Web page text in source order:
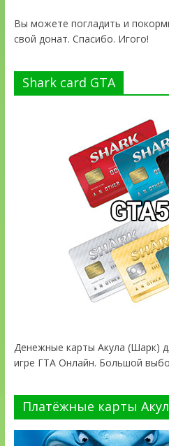
Вы можете погладить и
свой донат. Спасибо. Игого!
Shark card GTA
Денежные карты Акула (Шарк)
игре ГТА Онлайн. Большой
Платёжные карты